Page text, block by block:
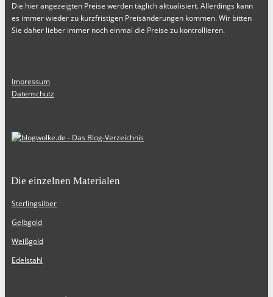
Die hier angezeigten Preise werden täglich aktualisiert. Allerdings kann
es immer wieder zu kurzfristigen Preisänderungen kommen. Wir bitten
Sie daher lieber immer noch einmal die Preise zu kontrollieren.
Impressum
Datenschutz
Die einzelnen Materialen
Sterlingsilber
Gelbgold
Weißgold
Edelstahl